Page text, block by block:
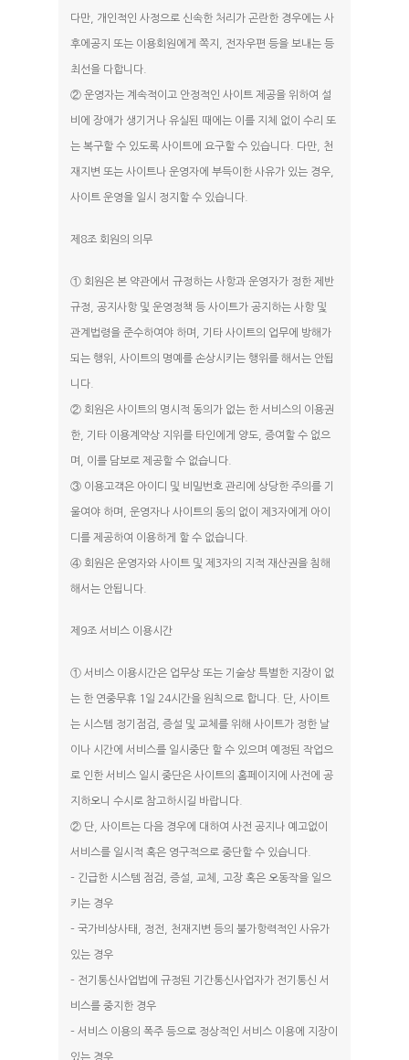
다만, 개인적인 사정으로 신속한 처리가 곤란한 경우에는 사
후에공지 또는 이용회원에게 쪽지, 전자우편 등을 보내는 등
최선을 다합니다.
② 운영자는 계속적이고 안정적인 사이트 제공을 위하여 설
비에 장애가 생기거나 유실된 때에는 이를 지체 없이 수리 또
는 복구할 수 있도록 사이트에 요구할 수 있습니다. 다만, 천
재지변 또는 사이트나 운영자에 부득이한 사유가 있는 경우,
사이트 운영을 일시 정지할 수 있습니다.
제8조 회원의 의무
① 회원은 본 약관에서 규정하는 사항과 운영자가 정한 제반
규정, 공지사항 및 운영정책 등 사이트가 공지하는 사항 및
관계법령을 준수하여야 하며, 기타 사이트의 업무에 방해가
되는 행위, 사이트의 명예를 손상시키는 행위를 해서는 안됩
니다.
② 회원은 사이트의 명시적 동의가 없는 한 서비스의 이용권
한, 기타 이용계약상 지위를 타인에게 양도, 증여할 수 없으
며, 이를 담보로 제공할 수 없습니다.
③ 이용고객은 아이디 및 비밀번호 관리에 상당한 주의를 기
울여야 하며, 운영자나 사이트의 동의 없이 제3자에게 아이
디를 제공하여 이용하게 할 수 없습니다.
④ 회원은 운영자와 사이트 및 제3자의 지적 재산권을 침해
해서는 안됩니다.
제9조 서비스 이용시간
① 서비스 이용시간은 업무상 또는 기술상 특별한 지장이 없
는 한 연중무휴 1일 24시간을 원칙으로 합니다. 단, 사이트
는 시스템 정기점검, 증설 및 교체를 위해 사이트가 정한 날
이나 시간에 서비스를 일시중단 할 수 있으며 예정된 작업으
로 인한 서비스 일시 중단은 사이트의 홈페이지에 사전에 공
지하오니 수시로 참고하시길 바랍니다.
② 단, 사이트는 다음 경우에 대하여 사전 공지나 예고없이
서비스를 일시적 혹은 영구적으로 중단할 수 있습니다.
– 긴급한 시스템 점검, 증설, 교체, 고장 혹은 오동작을 일으
키는 경우
– 국가비상사태, 정전, 천재지변 등의 불가항력적인 사유가
있는 경우
– 전기통신사업법에 규정된 기간통신사업자가 전기통신 서
비스를 중지한 경우
– 서비스 이용의 폭주 등으로 정상적인 서비스 이용에 지장이
있는 경우